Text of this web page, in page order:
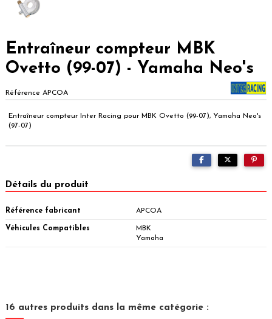
Entraîneur compteur MBK
Ovetto (99-07) - Yamaha Neo's
Référence APCOA
Entraîneur compteur Inter Racing pour MBK Ovetto (99-07), Yamaha Neo's
(97-07)
Détails du produit
Référence fabricant APCOA
Véhicules Compatibles
MBK
Yamaha
16 autres produits dans la même catégorie :